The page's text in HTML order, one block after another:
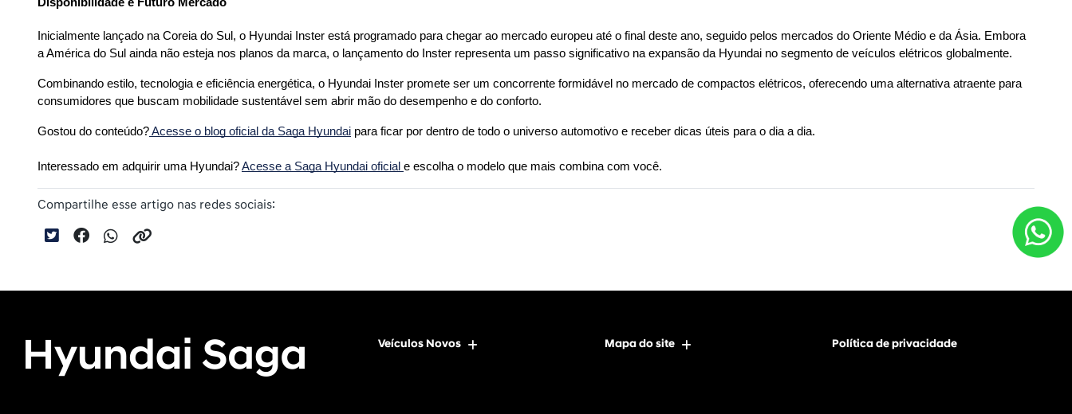
Inicialmente lançado na Coreia do Sul, o Hyundai Inster está programado para chegar ao mercado europeu até o final deste ano, seguido pelos mercados do Oriente Médio e da Ásia. Embora
a América do Sul ainda não esteja nos planos da marca, o lançamento do Inster representa um passo significativo na expansão da Hyundai no segmento de veículos elétricos globalmente.
Combinando estilo, tecnologia e eficiência energética, o Hyundai Inster promete ser um concorrente formidável no mercado de compactos elétricos, oferecendo uma alternativa atraente para
consumidores que buscam mobilidade sustentável sem abrir mão do desempenho e do conforto.
Gostou do conteúdo? Acesse o blog oficial da Saga Hyundai para ficar por dentro de todo o universo automotivo e receber dicas úteis para o dia a dia.
Interessado em adquirir uma Hyundai? Acesse a Saga Hyundai oficial e escolha o modelo que mais combina com você.
Compartilhe esse artigo nas redes sociais:
Veículos Novos Mapa do site Política de privacidade